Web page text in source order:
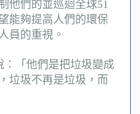
他們的並巡迴全球51
能夠提高人們的環保
員的重視。
：「他們是把垃圾變成
垃圾不再是垃圾，而